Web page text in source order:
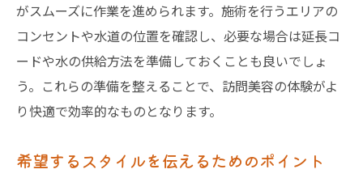
がスムーズに作業を進められます。施術を行うエリアの
コンセントや水道の位置を確認し、必要な場合は延長コ
ードや水の供給方法を準備しておくことも良いでしょ
う。これらの準備を整えることで、訪問美容の体験がよ
り快適で効率的なものとなります。
希望するスタイルを伝えるためのポイント